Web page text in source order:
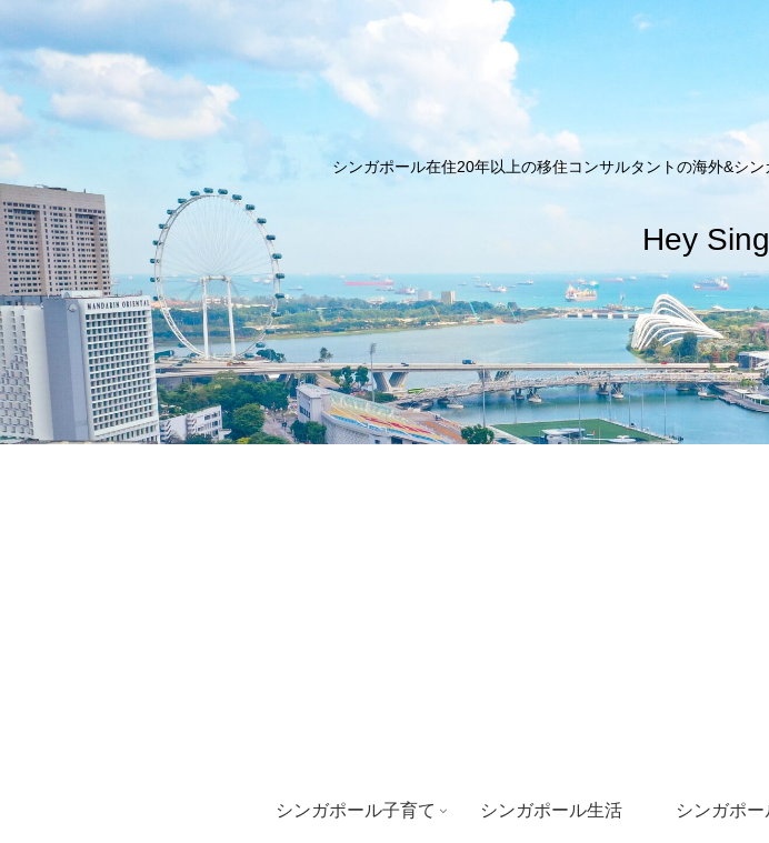
シンガポール在住20年以上の移住コンサルタントの海外&シ
Hey
シンガポール子育て シンガポール生活 シンガポー